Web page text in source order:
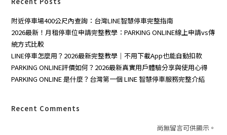
附近停車場400公尺內查詢：台灣LINE智慧停車完整指南
2026最新！月租停車位申請完整教學：PARKING ONLINE線上申請vs傳
統方式比較
LINE停車怎麼用？2026最新完整教學｜不用下載App也能自動扣款
PARKING ONLINE評價如何？2026最新真實用戶體驗分享與使用心得
PARKING ONLINE 是什麼？台灣第一個 LINE 智慧停車服務完整介紹
Recent Comments
尚無留言可供顯示。